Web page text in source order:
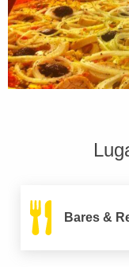
Bares &